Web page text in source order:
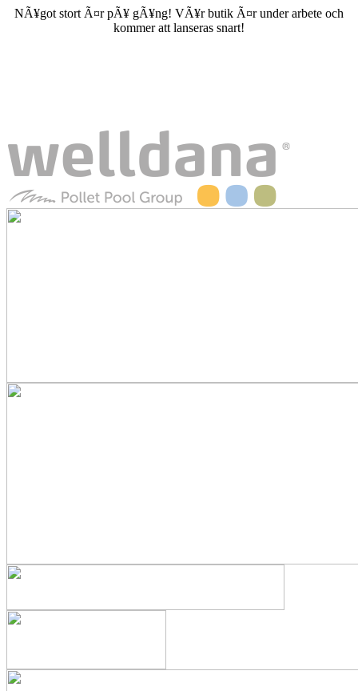
NÃ¥got stort Ã¤r pÃ¥ gÃ¥ng! VÃ¥r butik Ã¤r under arbete och
kommer att lanseras snart!